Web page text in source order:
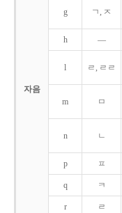
자음
g ㄱ, ㅈ
h ―
l ㄹ, ㄹㄹ
m ㅁ
n ㄴ
p ㅍ
q ㅋ
r ㄹ